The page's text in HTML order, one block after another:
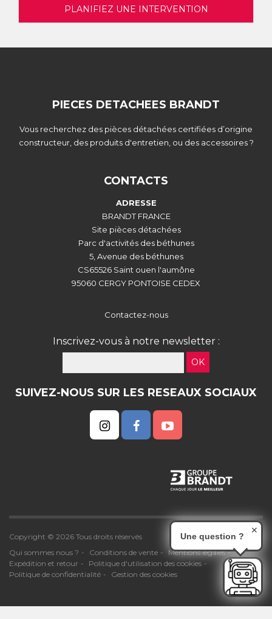
PLANIFIEZ UNE INTERVENTION
PIECES DETACHEES BRANDT
Vous recherchez des pièces détachées certifiées d’origine
constructeur, des produits d'entretien, ou des accessoires ?
CONTACTS
ADRESSE
BRANDT FRANCE
Site pièces détachées
Parc d'activités des béthunes
5, Avenue des béthunes
CS65526 Saint ouen l'aumône
95060 CERGY PONTOISE CEDEX
Contactez-nous
Inscrivez-vous à notre newsletter :
OK
SUIVEZ-NOUS SUR LES RESEAUX SOCIAUX
Copyright © 2026 Tous droits réservés
Qui sommes nous ?
Conditions de vente
Mentions légales
Expédition et retour
Politique d'utilisation des cookies
Politique de confidentialité
Gestion des cookies
Une question ?
✕